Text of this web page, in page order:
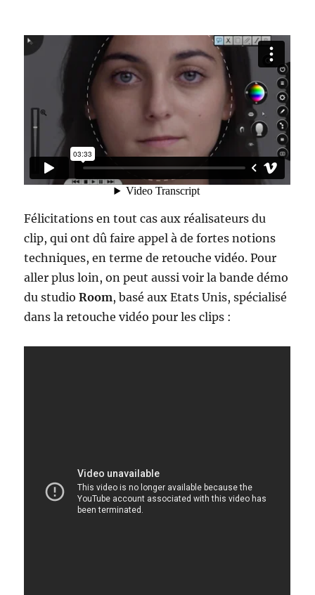
Félicitations en tout cas aux réalisateurs du
clip, qui ont dû faire appel à de fortes notions
techniques, en terme de retouche vidéo. Pour
aller plus loin, on peut aussi voir la bande démo
du studioRoom, basé aux Etats Unis, spécialisé
dans la retouche vidéo pour les clips :